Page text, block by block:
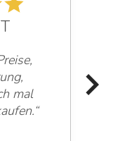
„Sehr freundliche
Mitarbeiter!“